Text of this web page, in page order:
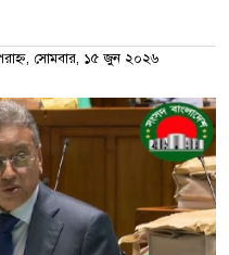
সোমবার, ১৫ জুন ২০২৬